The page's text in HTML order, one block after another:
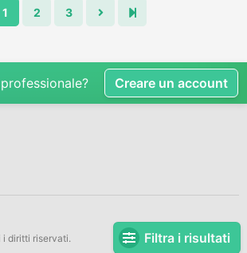
Filtra i risultati
1 2 3
Creare un account
diritti riservati.